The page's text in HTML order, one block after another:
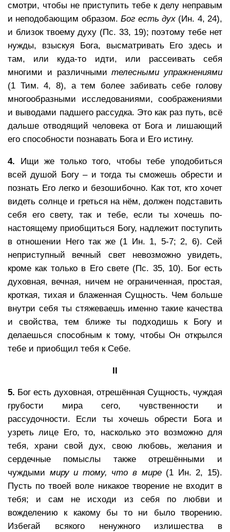
смотри, чтобы не приступить тебе к делу неправым
и неподобающим образом.Бог есть дух(Ин. 4, 24),
и близок твоему духу (Пс. 33, 19); поэтому тебе нет
нужды, взыскуя Бога, высматривать Его здесь и
там, или куда-то идти, или рассеивать себя
многими и различнымителесными упражнениями
(1 Тим. 4, 8), а тем более забивать себе голову
многообразными исследованиями, соображениями
и выводами падшего рассудка. Это как раз путь, всё
дальше отводящий человека от Бога и лишающий
его способности познавать Бога и Его истину.
4. Ищи же только того, чтобы тебе уподобиться
всей душой Богу – и тогда ты сможешь обрести и
познать Его легко и безошибочно. Как тот, кто хочет
видеть солнце и греться на нём, должен подставить
себя его свету, так и тебе, если ты хочешь по-
настоящему приобщиться Богу, надлежит поступить
в отношении Него так же (1 Ин. 1, 5-7; 2, 6). Сей
неприступный вечный свет невозможно увидеть,
кроме как только в Его свете (Пс. 35, 10). Бог есть
духовная, вечная, ничем не ограниченная, простая,
кроткая, тихая и блаженная Сущность. Чем больше
внутри себя ты стяжеваешь именно такие качества
и свойства, тем ближе ты подходишь к Богу и
делаешься способным к тому, чтобы Он открылся
тебе и приобщил тебя к Себе.
II
5. Бог есть духовная, отрешённая Сущность, чуждая
грубости мира сего, чувственности и
рассудочности. Если ты хочешь обрести Бога и
узреть лице Его, то, насколько это возможно для
тебя, храни свой дух, свою любовь, желания и
сердечные помыслы также отрешёнными и
чуждыми миру и тому, что в мире(1 Ин. 2, 15).
Пусть по твоей воле никакое творение не входит в
тебя; и сам не исходи из себя по любви и
вожделению к какому бы то ни было творению.
Избегай всякого ненужного излишества в